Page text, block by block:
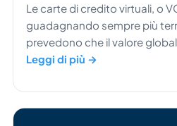
Le carte di credito virtuali, o
guadagnando sempre più
prevedono che il valore
VCC raggiungerà la cifra
davvero dei vantaggi? Chi
di questo metodo di
Leggi di più →